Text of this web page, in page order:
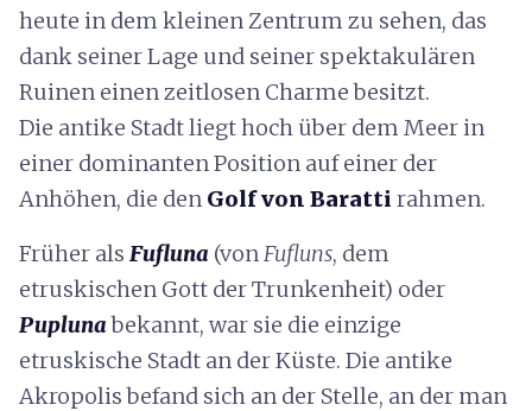
heute in dem kleinen Zentrum zu sehen, das
dank seiner Lage und seiner spektakulären
Ruinen einen zeitlosen Charme besitzt.
Die antike Stadt liegt hoch über dem Meer in
einer dominanten Position auf einer der
Anhöhen, die den Golf von Baratti rahmen.
Früher als Fufluna (vonFufluns, dem
etruskischen Gott der Trunkenheit) oder
Pupluna bekannt, war sie die einzige
etruskische Stadt an der Küste. Die antike
Akropolis befand sich an der Stelle, an der man